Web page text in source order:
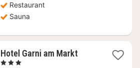
Restaurant
Sauna
Hotel Garni am Markt1
, 3 Sterren